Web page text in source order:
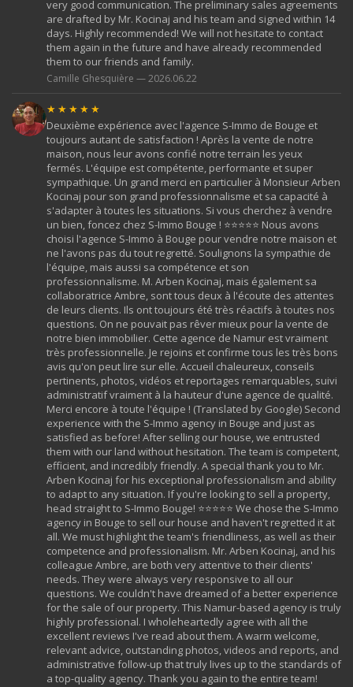
very good communication. The preliminary sales agreements
are drafted by Mr. Kocinaj and his team and signed within 14
days. Highly recommended! We will not hesitate to contact
them again in the future and have already recommended
them to our friends and family.
Camille Ghesquière — 2026.06.22
★★★★★
Deuxième expérience avec l'agence S-Immo de Bouge et
toujours autant de satisfaction ! Après la vente de notre
maison, nous leur avons confié notre terrain les yeux
fermés. L'équipe est compétente, performante et super
sympathique. Un grand merci en particulier à Monsieur Arben
Kocinaj pour son grand professionnalisme et sa capacité à
s'adapter à toutes les situations. Si vous cherchez à vendre
un bien, foncez chez S-Immo Bouge ! ⭐⭐⭐⭐⭐ Nous avons
choisi l'agence S-Immo à Bouge pour vendre notre maison et
ne l'avons pas du tout regretté. Soulignons la sympathie de
l'équipe, mais aussi sa compétence et son
professionnalisme. M. Arben Kocinaj, mais également sa
collaboratrice Ambre, sont tous deux à l'écoute des attentes
de leurs clients. Ils ont toujours été très réactifs à toutes nos
questions. On ne pouvait pas rêver mieux pour la vente de
notre bien immobilier. Cette agence de Namur est vraiment
très professionnelle. Je rejoins et confirme tous les très bons
avis qu'on peut lire sur elle. Accueil chaleureux, conseils
pertinents, photos, vidéos et reportages remarquables, suivi
administratif vraiment à la hauteur d'une agence de qualité.
Merci encore à toute l'équipe ! (Translated by Google) Second
experience with the S-Immo agency in Bouge and just as
satisfied as before! After selling our house, we entrusted
them with our land without hesitation. The team is competent,
efficient, and incredibly friendly. A special thank you to Mr.
Arben Kocinaj for his exceptional professionalism and ability
to adapt to any situation. If you're looking to sell a property,
head straight to S-Immo Bouge! ⭐⭐⭐⭐⭐ We chose the S-Immo
agency in Bouge to sell our house and haven't regretted it at
all. We must highlight the team's friendliness, as well as their
competence and professionalism. Mr. Arben Kocinaj, and his
colleague Ambre, are both very attentive to their clients'
needs. They were always very responsive to all our
questions. We couldn't have dreamed of a better experience
for the sale of our property. This Namur-based agency is truly
highly professional. I wholeheartedly agree with all the
excellent reviews I've read about them. A warm welcome,
relevant advice, outstanding photos, videos and reports, and
administrative follow-up that truly lives up to the standards of
a top-quality agency. Thank you again to the entire team!